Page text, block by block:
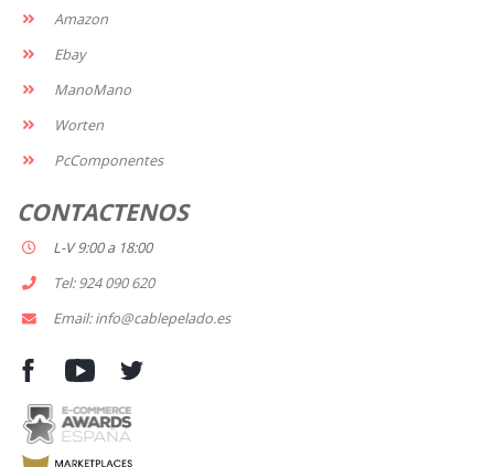
Amazon
Ebay
ManoMano
Worten
PcComponentes
CONTACTENOS
L-V 9:00 a 18:00
Tel: 924 090 620
Email: info@cablepelado.es